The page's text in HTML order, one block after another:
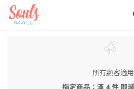
所有顧客適用
指定商品：滿 4 件 即